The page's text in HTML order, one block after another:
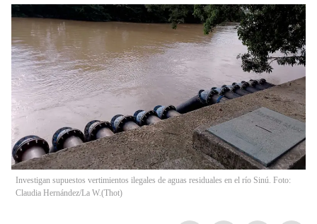
Investigan supuestos vertimientos ilegales de aguas residuales en el río Sinú. Foto:
Claudia Hernández/La W.(Thot)